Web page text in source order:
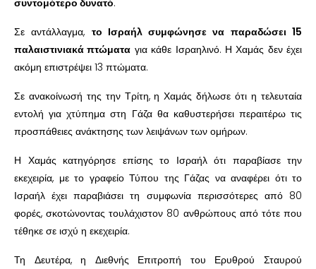
Σε αντάλλαγμα, το Ισραήλ συμφώνησε να παραδώσει 15
παλαιστινιακά πτώματα για κάθε Ισραηλινό. Η Χαμάς δεν έχει
ακόμη επιστρέψει 13 πτώματα.
Σε ανακοίνωσή της την Τρίτη, η Χαμάς δήλωσε ότι η τελευταία
εντολή για χτύπημα στη Γάζα θα καθυστερήσει περαιτέρω τις
προσπάθειες ανάκτησης των λειψάνων των ομήρων.
Η Χαμάς κατηγόρησε επίσης το Ισραήλ ότι παραβίασε την
εκεχειρία, με το γραφείο Τύπου της Γάζας να αναφέρει ότι το
Ισραήλ έχει παραβιάσει τη συμφωνία περισσότερες από 80
φορές, σκοτώνοντας τουλάχιστον 80 ανθρώπους από τότε που
τέθηκε σε ισχύ η εκεχειρία.
Τη Δευτέρα, η Διεθνής Επιτροπή του Ερυθρού Σταυρού